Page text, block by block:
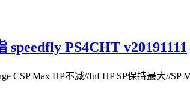
PS4CHT v20191111
CSP Max HP不减//Inf HP SP保持最大//